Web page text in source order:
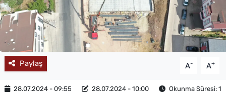
Paylaş A- A+
28.07.2024 - 09:55 28.07.2024 - 10:00
Okunma Süresi: 1